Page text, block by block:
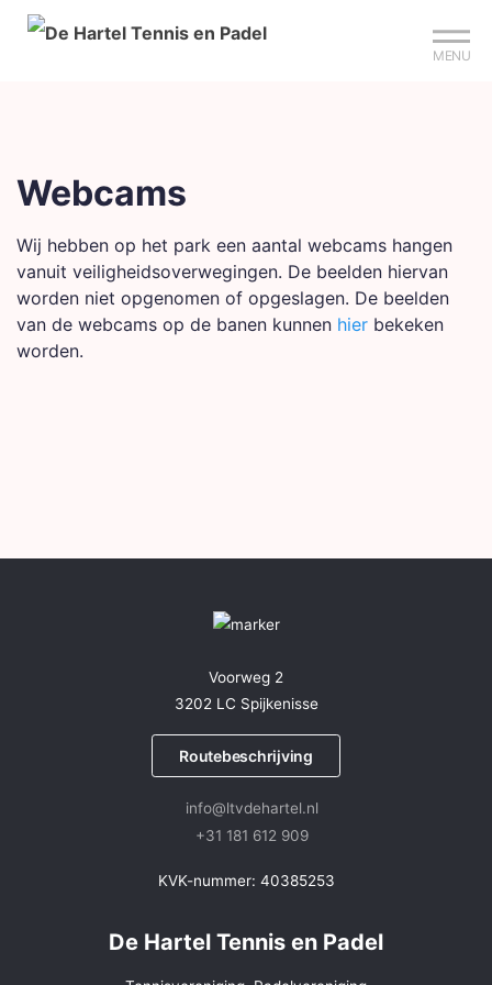
MENU
Webcams
Wij hebben op het park een aantal webcams hangen
vanuit veiligheidsoverwegingen. De beelden hiervan
worden niet opgenomen of opgeslagen. De beelden
van de webcams op de banen kunnen hier bekeken
worden.
Voorweg 2
3202 LC Spijkenisse
Routebeschrijving
info@ltvdehartel.nl
+31 181 612 909
KVK-nummer: 40385253
De Hartel Tennis en Padel